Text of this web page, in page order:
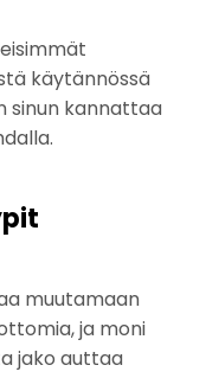
käytännössä
sinun kannattaa
muutamaan
ja moni
jako auttaa